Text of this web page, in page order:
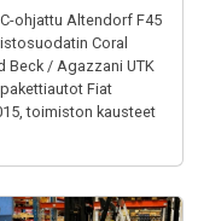
ohjattu Altendorf F45
Coral
Beck / Agazzani UTK
Fiat
toimiston kausteet